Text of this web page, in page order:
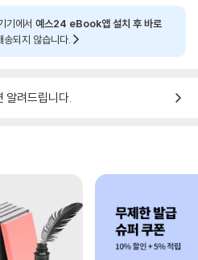
기에서 예스24 eBook앱 설치 후 바로
송되지 않습니다.
알려드립니다.